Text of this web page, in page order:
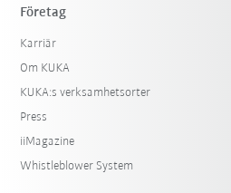
Företag
Karriär
Om KUKA
KUKA:s verksamhetsorter
Press
iiMagazine
Whistleblower System